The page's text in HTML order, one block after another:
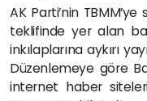
AK Parti’nin
teklifinde yer alan
inkılaplarına aykırı
Düzenlemeye göre
internet haber